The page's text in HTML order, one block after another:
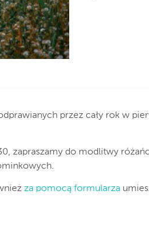
przez cały rok w
zapraszamy do modlitwy
za pomocą formularza